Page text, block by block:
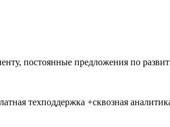
постоянные предложения по
техподдержка +сквозная